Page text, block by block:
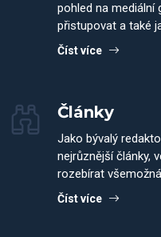
pohled na mediální
přistupovat a také
Číst více
Články
Jako bývalý
nejrůznější články,
rozebírat
Číst více